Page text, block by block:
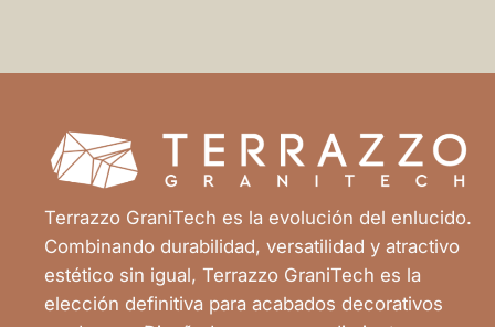
Terrazzo GraniTech es la evolución del enlucido.
Combinando durabilidad, versatilidad y atractivo
estético sin igual, Terrazzo GraniTech es la
elección definitiva para acabados decorativos